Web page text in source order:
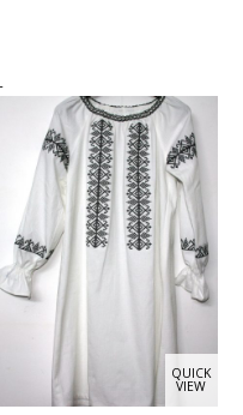
QUICK
VIEW